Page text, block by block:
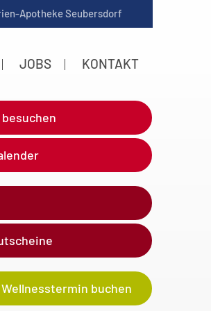
Apotheke Seubersdorf
JOBS KONTAKT
buchen